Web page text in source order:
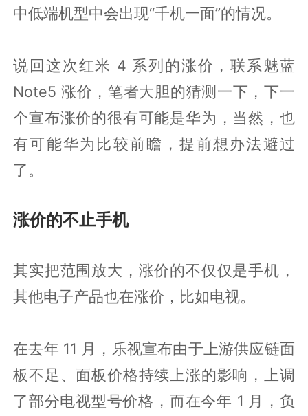
中低端机型中会出现“千机一面”的情况。
说回这次红米 4 系列的涨价，联系魅蓝
Note5 涨价，笔者大胆的猜测一下，下一
个宣布涨价的很有可能是华为，当然，也
有可能华为比较前瞻，提前想办法避过
了。
涨价的不止手机
其实把范围放大，涨价的不仅仅是手机，
其他电子产品也在涨价，比如电视。
在去年 11 月，乐视宣布由于上游供应链面
板不足、面板价格持续上涨的影响，上调
了部分电视型号价格，而在今年 1 月，负